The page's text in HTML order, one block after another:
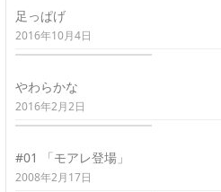
足っぱげ
2016年10月4日
やわらかな
2016年2月2日
#01 「モアレ登場」
2008年2月17日